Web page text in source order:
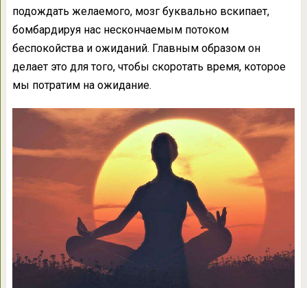
подождать желаемого, мозг буквально вскипает,
бомбардируя нас нескончаемым потоком
беспокойства и ожиданий. Главным образом он
делает это для того, чтобы скоротать время, которое
мы потратим на ожидание.